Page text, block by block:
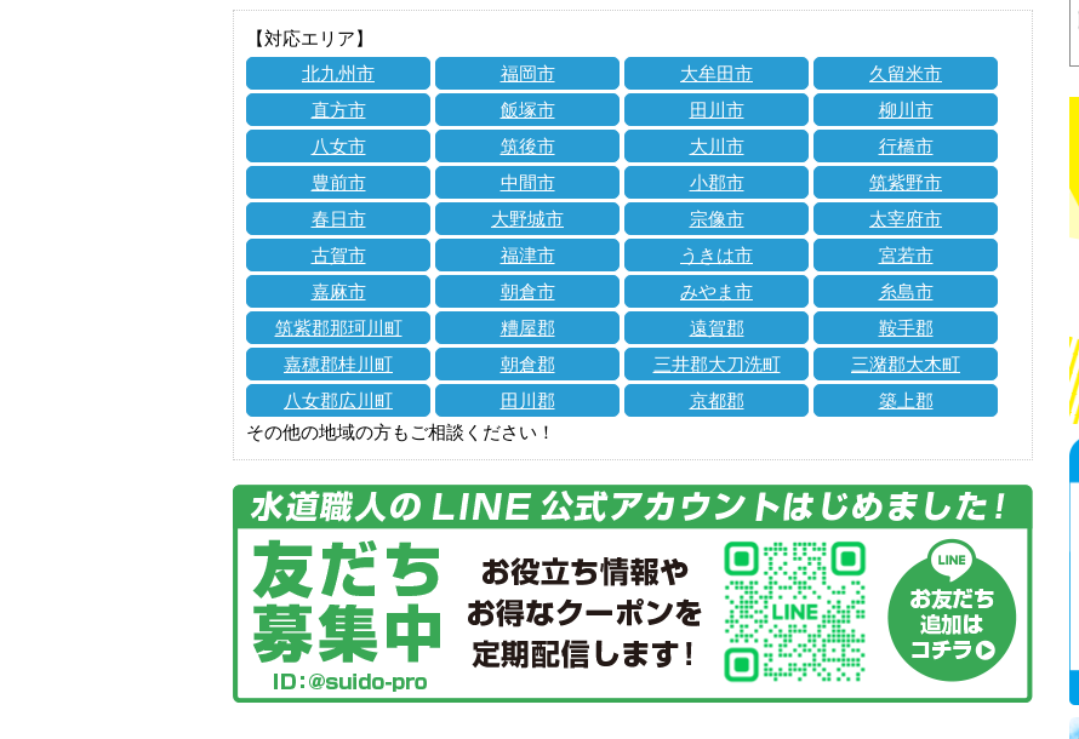
【対応エリア】
北九州市
福岡市 大牟田市
久留米市
直方市
飯塚市 田川市
柳川市
八女市
筑後市 大川市
行橋市
豊前市
中間市 小郡市
筑紫野市
春日市
大野城市 宗像市
太宰府市
古賀市
福津市 うきは市
宮若市
嘉麻市
朝倉市 みやま市
糸島市
筑紫郡那珂川町
糟屋郡 遠賀郡
鞍手郡
嘉穂郡桂川町
朝倉郡 三井郡大刀洗町
三潴郡大木町
八女郡広川町
田川郡 京都郡
築上郡
その他の地域の方もご相談ください！